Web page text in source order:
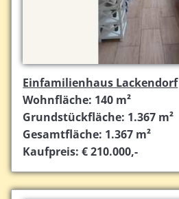
Einfamilienhaus Lackendorf
Wohnfläche: 140 m²
Grundstückfläche: 1.367 m²
Gesamtfläche: 1.367 m²
Kaufpreis: € 210.000,-